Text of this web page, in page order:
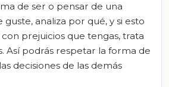
de ser o pensar de una
guste, analiza por qué, y si esto
prejuicios que tengas, trata
Así podrás respetar la forma de
decisiones de las demás